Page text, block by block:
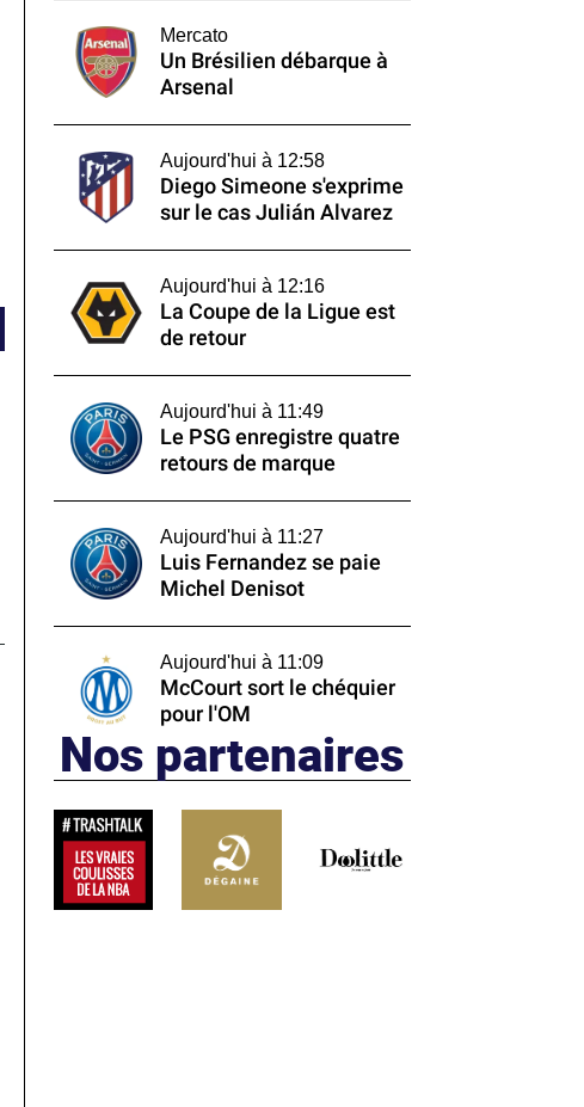
Mercato
Un Brésilien débarque à
Arsenal
Aujourd'hui à 12:58
Diego Simeone s'exprime
sur le cas Julián Alvarez
Aujourd'hui à 12:16
La Coupe de la Ligue est
de retour
Aujourd'hui à 11:49
Le PSG enregistre quatre
retours de marque
Aujourd'hui à 11:27
Luis Fernandez se paie
Michel Denisot
Aujourd'hui à 11:09
McCourt sort le chéquier
pour l'OM
Nos partenaires